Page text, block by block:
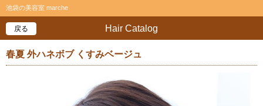
池袋の美容室 marche
Hair Catalog
戻る
春夏 外ハネボブ くすみベージュ